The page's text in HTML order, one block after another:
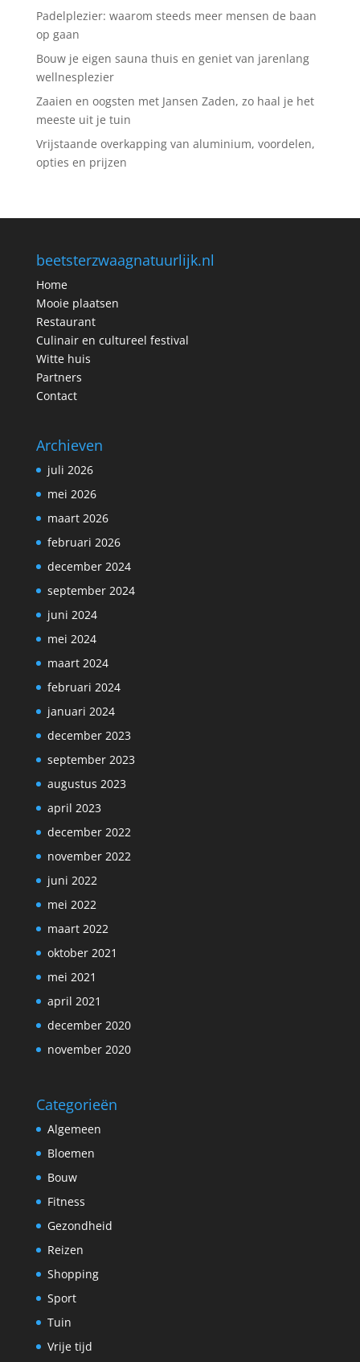
Padelplezier: waarom steeds meer mensen de baan
op gaan
Bouw je eigen sauna thuis en geniet van jarenlang
wellnesplezier
Zaaien en oogsten met Jansen Zaden, zo haal je het
meeste uit je tuin
Vrijstaande overkapping van aluminium, voordelen,
opties en prijzen
beetsterzwaagnatuurlijk.nl
Home
Mooie plaatsen
Restaurant
Culinair en cultureel festival
Witte huis
Partners
Contact
Archieven
juli 2026
mei 2026
maart 2026
februari 2026
december 2024
september 2024
juni 2024
mei 2024
maart 2024
februari 2024
januari 2024
december 2023
september 2023
augustus 2023
april 2023
december 2022
november 2022
juni 2022
mei 2022
maart 2022
oktober 2021
mei 2021
april 2021
december 2020
november 2020
Categorieën
Algemeen
Bloemen
Bouw
Fitness
Gezondheid
Reizen
Shopping
Sport
Tuin
Vrije tijd